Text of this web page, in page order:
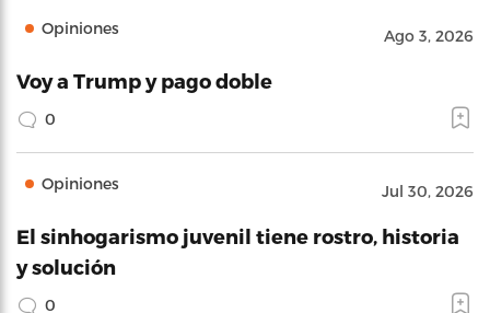
Opiniones Ago 3, 2026
Voy a Trump y pago doble
0
Opiniones Jul 30, 2026
El sinhogarismo juvenil tiene rostro, historia
y solución
0